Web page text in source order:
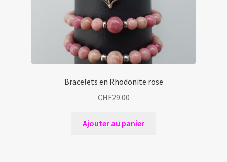
Bracelets en Rhodonite rose
CHF29.00
Ajouter au panier